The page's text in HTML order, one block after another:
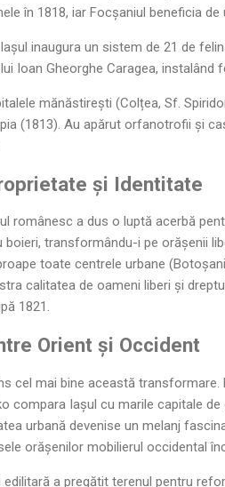
în 1818, iar Focșaniul beneficia
inaugura un sistem de 21 de
Ioan Gheorghe Caragea, instalând
mănăstirești (Colțea, Sf.
(1813). Au apărut orfanotrofii și
și Identitate
românesc a dus o luptă acerbă
transformându-i pe orășenii
toate centrele urbane
calitatea de oameni liberi și
1821.
Orient și Occident
cel mai bine această
compara Iașul cu marile capitale
urbană devenise un melanj
orășenilor mobilierul occidental
a pregătit terenul pentru